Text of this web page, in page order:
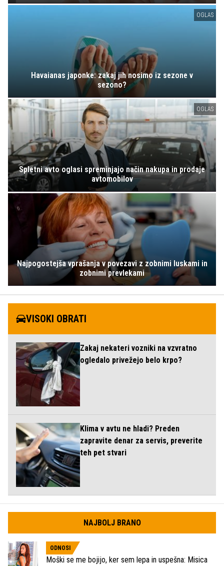
OGLAS
Havaianas japonke: zakaj jih nosimo iz sezone v
sezono?
OGLAS
Spletni avto oglasi spreminjajo način nakupa in prodaje
avtomobilov
Najpogostejša vprašanja v povezavi z zobnimi luskami in
zobnimi prevlekami
VISOKI OBRATI
Zakaj nekateri vozniki na vzvratno
ogledalo privežejo belo krpo?
Klima v avtu ne hladi? Preden
zapravite denar za servis, preverite
teh pet stvari
NAJBOLJ BRANO
ODNOSI
Moški se me bojijo, ker sem lepa in uspešna: Misica